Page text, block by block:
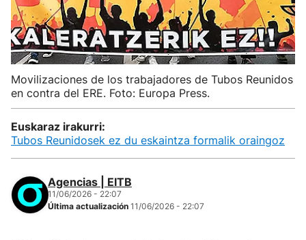
Movilizaciones de los trabajadores de Tubos Reunidos
en contra del ERE. Foto: Europa Press.
Euskaraz irakurri:
Tubos Reunidosek ez du eskaintza formalik oraingoz
Agencias | EITB
11/06/2026 - 22:07
Última actualización 11/06/2026 - 22:07